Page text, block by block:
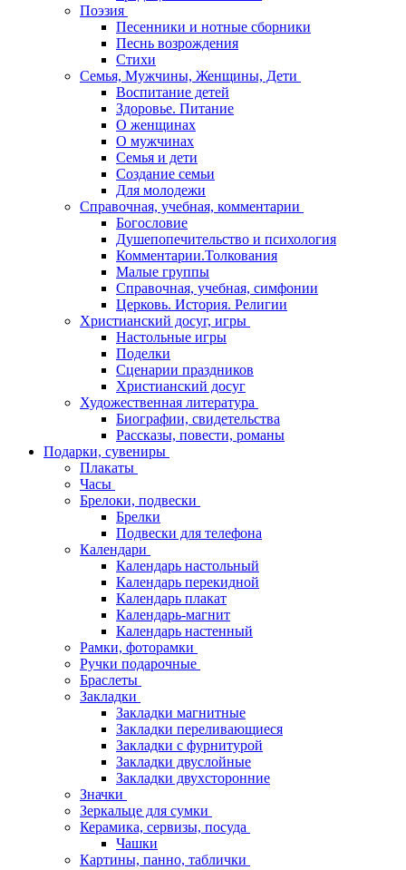
Поэзия
Песенники и нотные сборники
Песнь возрождения
Стихи
Семья, Мужчины, Женщины, Дети
Воспитание детей
Здоровье. Питание
О женщинах
О мужчинах
Семья и дети
Создание семьи
Для молодежи
Справочная, учебная, комментарии
Богословие
Душепопечительство и психология
Комментарии.Толкования
Малые группы
Справочная, учебная, симфонии
Церковь. История. Религии
Христианский досуг, игры
Настольные игры
Поделки
Сценарии праздников
Христианский досуг
Художественная литература
Биографии, свидетельства
Рассказы, повести, романы
Подарки, сувениры
Плакаты
Часы
Брелоки, подвески
Брелки
Подвески для телефона
Календари
Календарь настольный
Календарь перекидной
Календарь плакат
Календарь-магнит
Календарь настенный
Рамки, фоторамки
Ручки подарочные
Браслеты
Закладки
Закладки магнитные
Закладки переливающиеся
Закладки с фурнитурой
Закладки двуслойные
Закладки двухсторонние
Значки
Зеркальце для сумки
Керамика, сервизы, посуда
Чашки
Картины, панно, таблички